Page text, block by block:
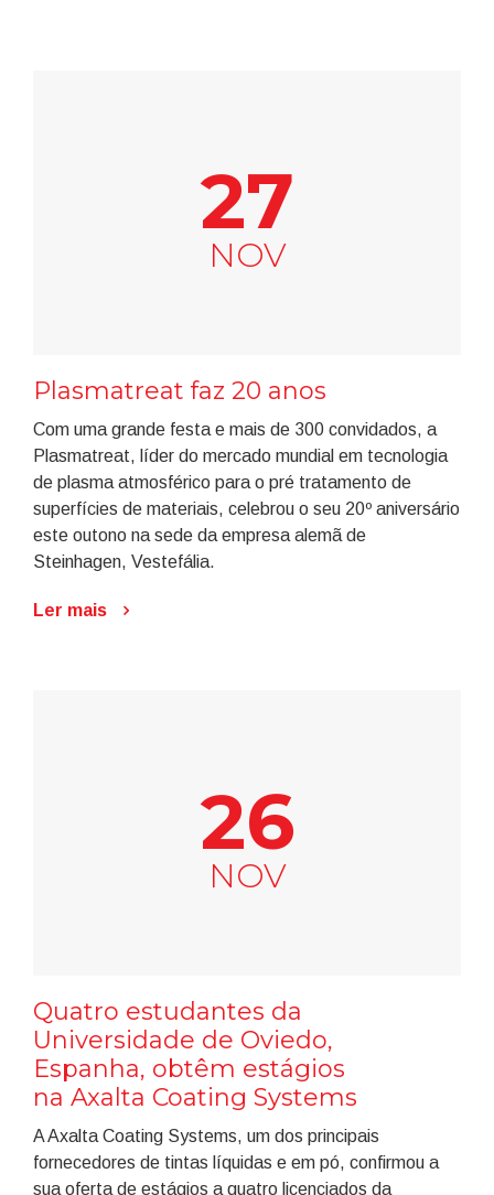
27
NOV
Plasmatreat faz 20 anos
Com uma grande festa e mais de 300 convidados, a
Plasmatreat, líder do mercado mundial em tecnologia
de plasma atmosférico para o pré tratamento de
superfícies de materiais, celebrou o seu 20º aniversário
este outono na sede da empresa alemã de
Steinhagen, Vestefália.
Ler mais
26
NOV
Quatro estudantes da
Universidade de Oviedo,
Espanha, obtêm estágios
na Axalta Coating Systems
A Axalta Coating Systems, um dos principais
fornecedores de tintas líquidas e em pó, confirmou a
sua oferta de estágios a quatro licenciados da